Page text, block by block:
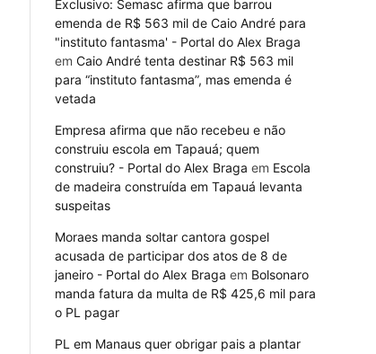
Exclusivo: Semasc afirma que barrou
emenda de R$ 563 mil de Caio André para
"instituto fantasma' - Portal do Alex Braga
em Caio André tenta destinar R$ 563 mil
para “instituto fantasma”, mas emenda é
vetada
Empresa afirma que não recebeu e não
construiu escola em Tapauá; quem
construiu? - Portal do Alex Braga em Escola
de madeira construída em Tapauá levanta
suspeitas
Moraes manda soltar cantora gospel
acusada de participar dos atos de 8 de
janeiro - Portal do Alex Braga em Bolsonaro
manda fatura da multa de R$ 425,6 mil para
o PL pagar
PL em Manaus quer obrigar pais a plantar